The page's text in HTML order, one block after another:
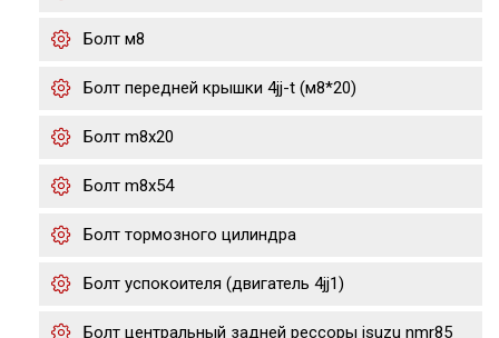
Болт м8
Болт передней крышки 4jj-t (м8*20)
Болт m8x20
Болт m8x54
Болт тормозного цилиндра
Болт успокоителя (двигатель 4jj1)
Болт центральный задней рессоры isuzu nmr85